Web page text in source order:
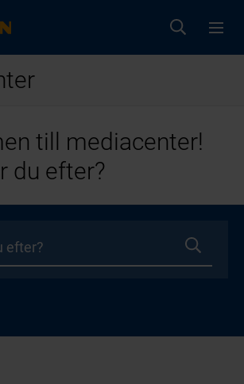
till mediacenter!
du efter?